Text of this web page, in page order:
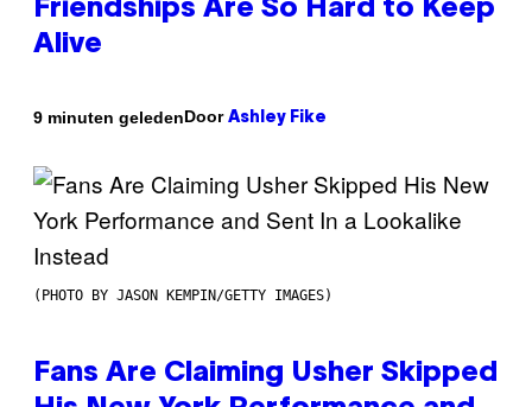
Friendships Are So Hard to Keep
Alive
9 minuten geledenDoor Ashley Fike
(PHOTO BY JASON KEMPIN/GETTY IMAGES)
Fans Are Claiming Usher Skipped